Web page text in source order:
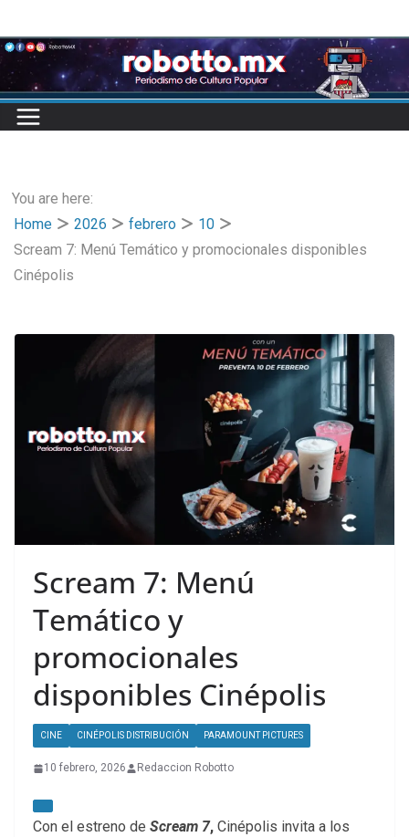
to
content
You are here:
Home
2026 febrero
10
Scream 7: Menú Temático y promocionales disponibles
Cinépolis
Scream 7: Menú
Temático y
promocionales
disponibles Cinépolis
CINE CINÉPOLIS DISTRIBUCIÓN PARAMOUNT PICTURES
10 febrero, 2026 Redaccion Robotto
Con el estreno de Scream 7, Cinépolis invita a los